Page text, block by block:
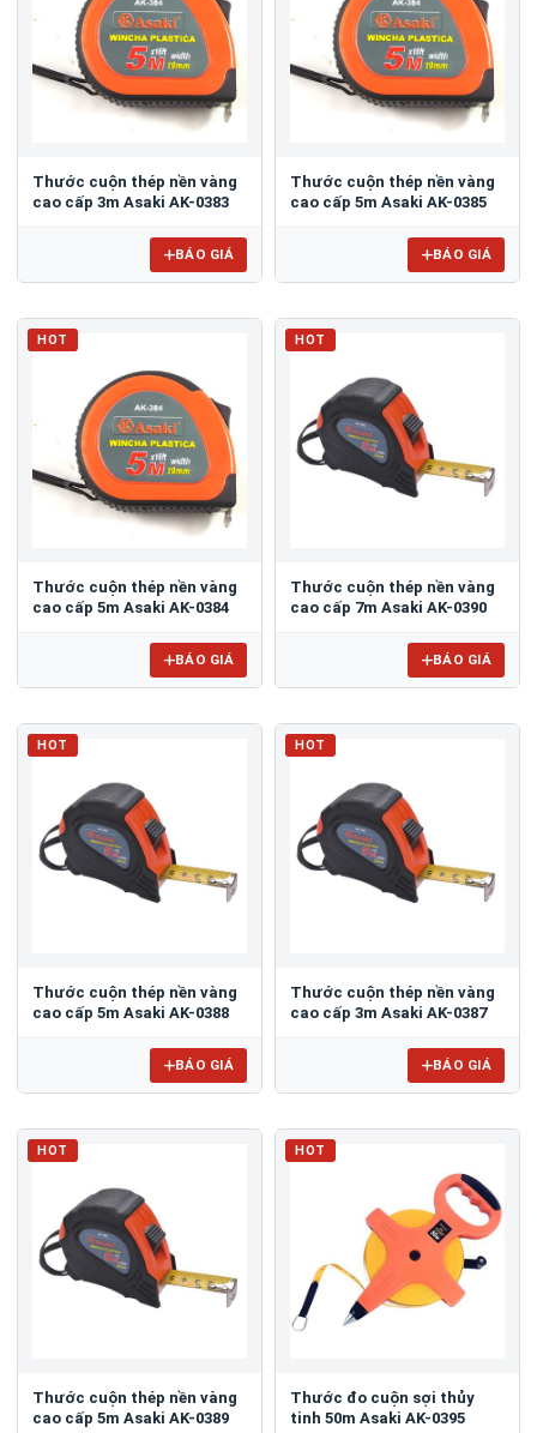
Thước cuộn thép nền vàng
cao cấp 3m Asaki AK-0383
BÁO GIÁ
Thước cuộn thép nền vàng
cao cấp 5m Asaki AK-0385
BÁO GIÁ
HOT
Thước cuộn thép nền vàng
cao cấp 5m Asaki AK-0384
BÁO GIÁ
HOT
Thước cuộn thép nền vàng
cao cấp 7m Asaki AK-0390
BÁO GIÁ
HOT
Thước cuộn thép nền vàng
cao cấp 5m Asaki AK-0388
BÁO GIÁ
HOT
Thước cuộn thép nền vàng
cao cấp 3m Asaki AK-0387
BÁO GIÁ
HOT
Thước cuộn thép nền vàng
cao cấp 5m Asaki AK-0389
HOT
Thước đo cuộn sợi thủy
tinh 50m Asaki AK-0395